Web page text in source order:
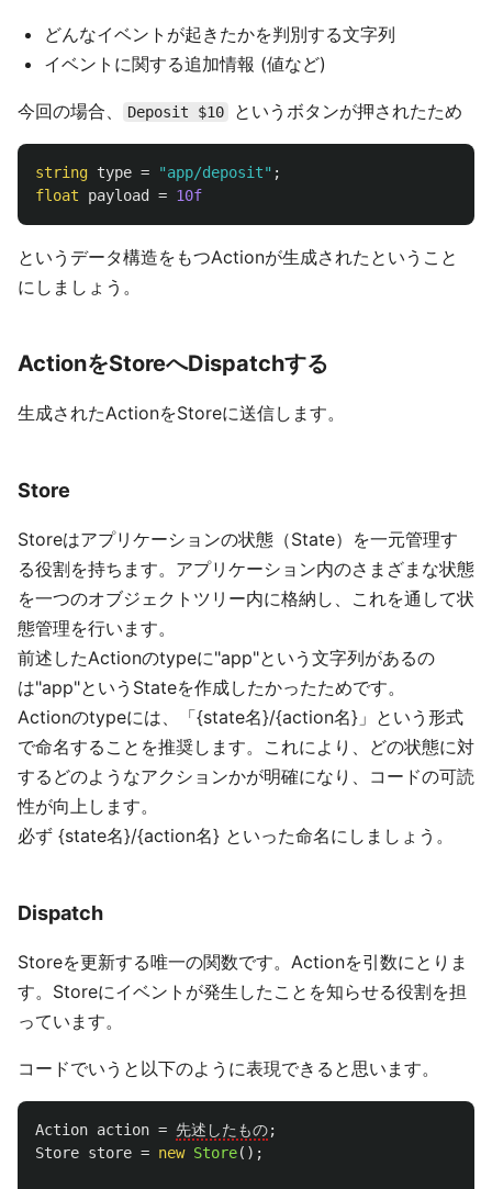
どんなイベントが起きたかを判別する文字列
イベントに関する追加情報 (値など)
今回の場合、 Deposit $10 というボタンが押されたため
string type = "app/deposit" ;
float
payload = 10f
というデータ構造をもつActionが生成されたということ
にしましょう。
ActionをStoreへDispatchする
生成されたActionをStoreに送信します。
Store
Storeはアプリケーションの状態（State）を一元管理す
る役割を持ちます。アプリケーション内のさまざまな状態
を一つのオブジェクトツリー内に格納し、これを通して状
態管理を行います。
前述したActionのtypeに"app"という文字列があるの
は"app"というStateを作成したかったためです。
Actionのtypeには、「{state名}/{action名}」という形式
で命名することを推奨します。これにより、どの状態に対
するどのようなアクションかが明確になり、コードの可読
性が向上します。
必ず {state名}/{action名} といった命名にしましょう。
Dispatch
Storeを更新する唯一の関数です。Actionを引数にとりま
す。Storeにイベントが発生したことを知らせる役割を担
っています。
コードでいうと以下のように表現できると思います。
Action action = 先述したもの;
Store store = new Store();